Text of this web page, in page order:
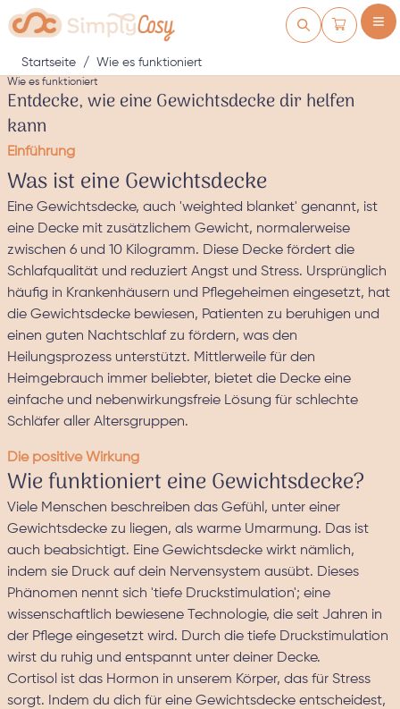
Zum Inhalt springen
Warenkorb
Startseite / Wie es funktioniert
Wie es funktioniert
Entdecke, wie eine Gewichtsdecke dir helfen
kann
Einführung
Was ist eine Gewichtsdecke
Eine Gewichtsdecke, auch 'weighted blanket' genannt, ist
eine Decke mit zusätzlichem Gewicht, normalerweise
zwischen 6 und 10 Kilogramm. Diese Decke fördert die
Schlafqualität und reduziert Angst und Stress. Ursprünglich
häufig in Krankenhäusern und Pflegeheimen eingesetzt, hat
die Gewichtsdecke bewiesen, Patienten zu beruhigen und
einen guten Nachtschlaf zu fördern, was den
Heilungsprozess unterstützt. Mittlerweile für den
Heimgebrauch immer beliebter, bietet die Decke eine
einfache und nebenwirkungsfreie Lösung für schlechte
Schläfer aller Altersgruppen.
Die positive Wirkung
Wie funktioniert eine Gewichtsdecke?
Viele Menschen beschreiben das Gefühl, unter einer
Gewichtsdecke zu liegen, als warme Umarmung. Das ist
auch beabsichtigt. Eine Gewichtsdecke wirkt nämlich,
indem sie Druck auf dein Nervensystem ausübt. Dieses
Phänomen nennt sich 'tiefe Druckstimulation'; eine
wissenschaftlich bewiesene Technologie, die seit Jahren in
der Pflege eingesetzt wird. Durch die tiefe Druckstimulation
wirst du ruhig und entspannt unter deiner Decke.
Cortisol ist das Hormon in unserem Körper, das für Stress
sorgt. Indem du dich für eine Gewichtsdecke entscheidest,